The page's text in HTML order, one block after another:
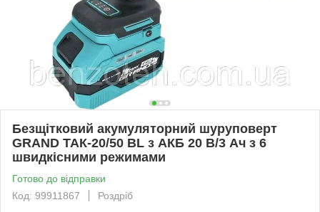
Безщітковий акумуляторний шуруповерт
GRAND ТАК-20/50 BL з АКБ 20 В/3 Ач з 6
швидкісними режимами
Готово до відправки
Код: 99911867
Роздріб